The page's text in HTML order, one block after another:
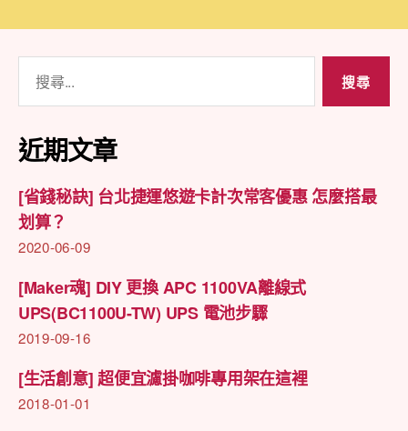
關
鍵
字:
近期文章
[省錢秘訣] 台北捷運悠遊卡計次常客優惠 怎麼搭最
划算？
2020-06-09
[Maker魂] DIY 更換 APC 1100VA離線式
UPS(BC1100U-TW) UPS 電池步驟
2019-09-16
[生活創意] 超便宜濾掛咖啡專用架在這裡
2018-01-01